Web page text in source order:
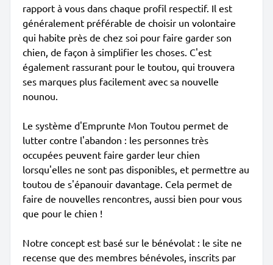
rapport à vous dans chaque profil respectif. Il est
généralement préférable de choisir un volontaire
qui habite près de chez soi pour faire garder son
chien, de façon à simplifier les choses. C'est
également rassurant pour le toutou, qui trouvera
ses marques plus facilement avec sa nouvelle
nounou.
Le système d'Emprunte Mon Toutou permet de
lutter contre l'abandon : les personnes très
occupées peuvent faire garder leur chien
lorsqu'elles ne sont pas disponibles, et permettre au
toutou de s'épanouir davantage. Cela permet de
faire de nouvelles rencontres, aussi bien pour vous
que pour le chien !
Notre concept est basé sur le bénévolat : le site ne
recense que des membres bénévoles, inscrits par